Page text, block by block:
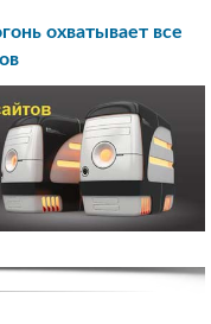
охватывает все